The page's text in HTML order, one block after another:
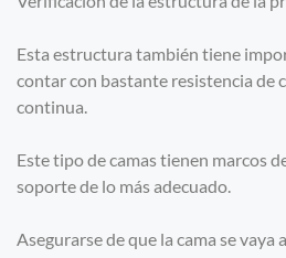
Esta estructura también tiene
contar con bastante resistencia de
continua.
Este tipo de camas tienen marcos
soporte de lo más adecuado.
Asegurarse de que la cama se vaya